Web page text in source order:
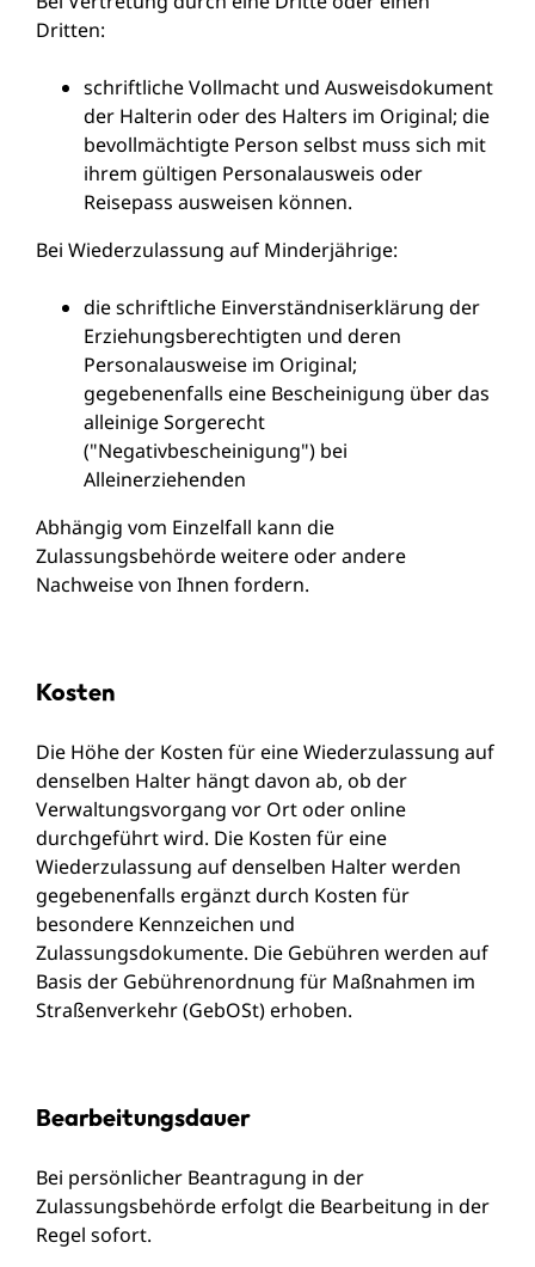
Dritten:
schriftliche Vollmacht und Ausweisdokument
der Halterin oder des Halters im Original; die
bevollmächtigte Person selbst muss sich mit
ihrem gültigen Personalausweis oder
Reisepass ausweisen können.
Bei Wiederzulassung auf Minderjährige:
die schriftliche Einverständniserklärung der
Erziehungsberechtigten und deren
Personalausweise im Original;
gegebenenfalls eine Bescheinigung über das
alleinige Sorgerecht
("Negativbescheinigung") bei
Alleinerziehenden
Abhängig vom Einzelfall kann die
Zulassungsbehörde weitere oder andere
Nachweise von Ihnen fordern.
Kosten
Die Höhe der Kosten für eine Wiederzulassung auf
denselben Halter hängt davon ab, ob der
Verwaltungsvorgang vor Ort oder online
durchgeführt wird. Die Kosten für eine
Wiederzulassung auf denselben Halter werden
gegebenenfalls ergänzt durch Kosten für
besondere Kennzeichen und
Zulassungsdokumente. Die Gebühren werden auf
Basis der Gebührenordnung für Maßnahmen im
Straßenverkehr (GebOSt) erhoben.
Bearbeitungsdauer
Bei persönlicher Beantragung in der
Zulassungsbehörde erfolgt die Bearbeitung in der
Regel sofort.